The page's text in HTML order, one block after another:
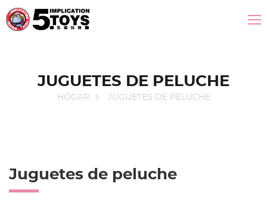
JUGUETES DE PELUCHE
HOGAR JUGUETES DE PELUCHE
Juguetes de peluche